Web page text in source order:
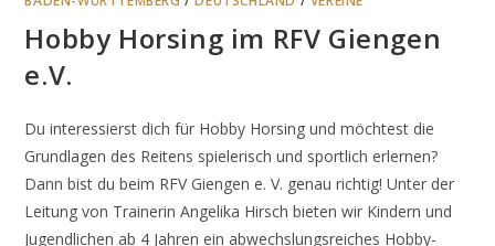
Hobby Horsing im RFV Giengen
e.V.
Du interessierst dich für Hobby Horsing und möchtest die
Grundlagen des Reitens spielerisch und sportlich erlernen?
Dann bist du beim RFV Giengen e. V. genau richtig! Unter der
Leitung von Trainerin Angelika Hirsch bieten wir Kindern und
Jugendlichen ab 4 Jahren ein abwechslungsreiches Hobby-